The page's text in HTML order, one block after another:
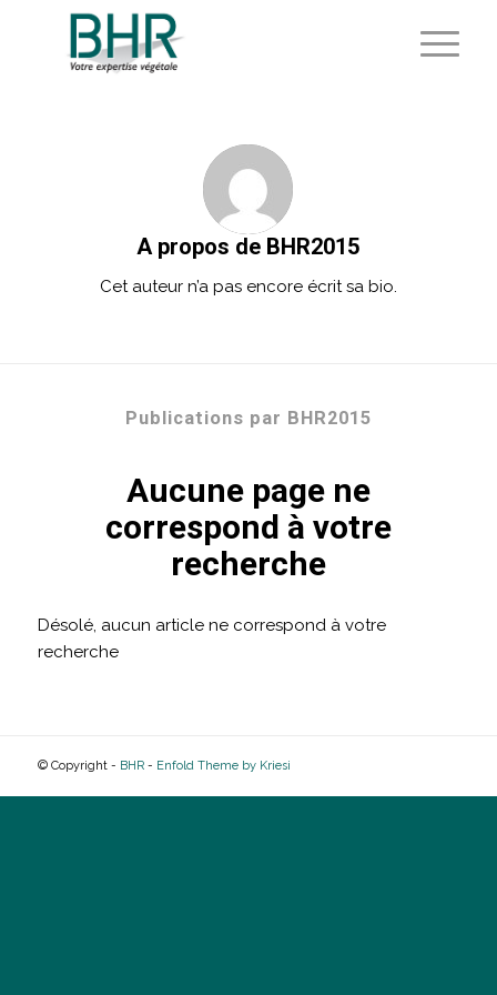
A propos de BHR2015
Cet auteur n’a pas encore écrit sa bio.
Publications par BHR2015
Aucune page ne
correspond à votre
recherche
Désolé, aucun article ne correspond à votre
recherche
© Copyright - BHR- Enfold Theme by Kriesi